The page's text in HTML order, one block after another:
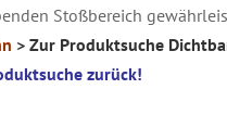
Stoßbereich
> Zur Produktsuche
zurück!